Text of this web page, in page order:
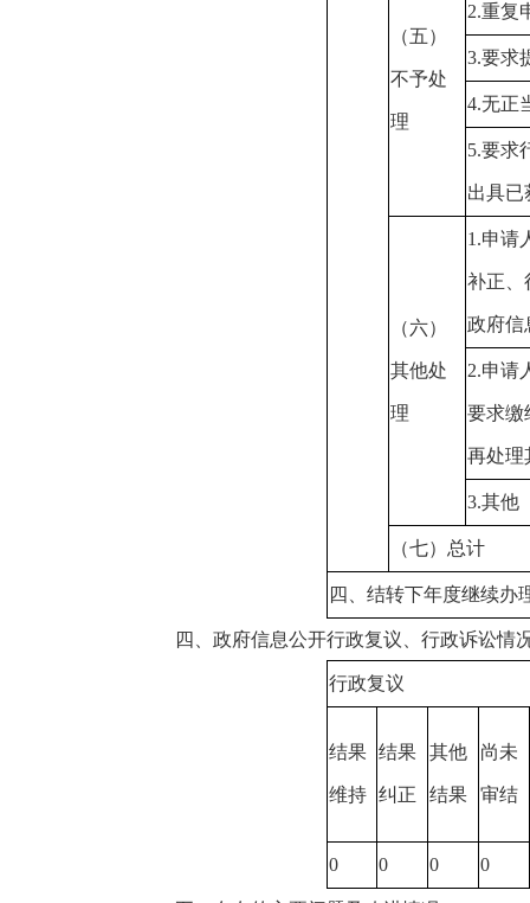
（五）
不予处
理
2.重复
3.要求
4.无正
5.要求
出具已
（六）
其他处
理
1.申请
补正、
政府信
2.申请
要求缴
再处理
3.其他
（七）总计
四、结转下年度继续办
四、政府信息公开行政复议、行政诉讼情
行政复议
结果
维持
结果
纠正
其他
结果
尚未
审结
0 0 0 0